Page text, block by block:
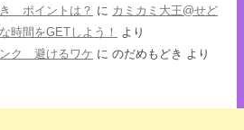
ポイントは？ に カミカミ大王@せど
時間をGETしよう！
より
ク 避けるワケ に のだめもどき より